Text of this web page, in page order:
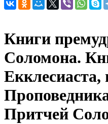
Книги
Соломона.
Екклесиаста,
Притчей